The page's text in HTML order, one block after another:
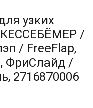
узких
/
/ FreeFlap,
ФриСлайд /
2716870006